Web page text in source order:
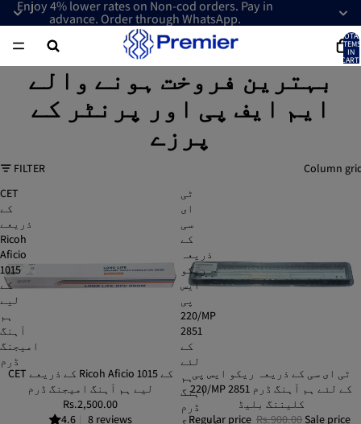
Enjoy 4% lower rates on Non-cod orders. Pay in
advance. Order through WhatsApp.
TOTAL
ITEMS
IN
CART:
0
بہترین فروخت ہونے والے
ایم ایف پی اور پرنٹر کے
پرزے
FILTER
Column
CET
کے
ذریعے
Ricoh
Aficio
1015
کے
لیے
ہم
آہنگ
امیجنگ
ڈرم
CET کے ذریعے Ricoh Aficio 1015 کے
لیے ہم آہنگ امیجنگ ڈرم
Rs.2,500.00
4.6
8 reviews
ٹی
ای
سی
کے
ذریعہ
ریکو
ایس
پی
220/MP
2851
کے
لئے
ہم
آہنگ
ڈرم
SALE
ٹی ای سی کے ذریعہ ریکو ایس پی
220/MP 2851 کے لئے ہم آہنگ ڈرم
کلیننگ بلیڈ
Regular price Rs.900.00 Sale price